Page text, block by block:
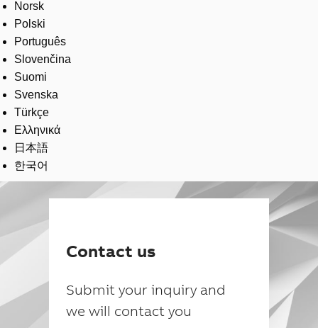
Norsk
Polski
Português
Slovenčina
Suomi
Svenska
Türkçe
Ελληνικά
日本語
한국어
Contact us
Submit your inquiry and
we will contact you